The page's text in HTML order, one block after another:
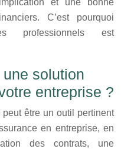
et une bonne
C’est pourquoi
professionnels est
solution
entreprise ?
être un outil pertinent
en entreprise, en
des contrats, une